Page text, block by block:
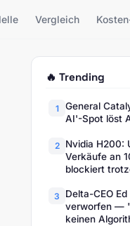
Vergleich
🔥 Trending
1
General
AI'-Spot löst
2
Nvidia H200:
Verkäufe an
blockiert
3
Delta-CEO
verworfen —
keinen